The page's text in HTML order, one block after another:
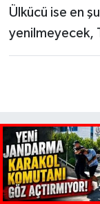
Ülkücü ise en
yenilmeyecek,